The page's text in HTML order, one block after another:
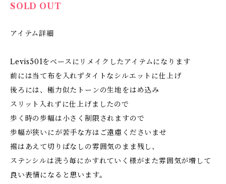
SOLD OUT
アイテム詳細
Levis501をベースにリメイクしたアイテムになります
前には当て布を入れずタイトなシルエットに仕上げ
後ろには、極力似たトーンの生地をはめ込み
スリット入れずに仕上げましたので
歩く時の歩幅は小さく制限されますので
歩幅が狭いにが苦手な方はご遠慮くださいませ
裾はあえて切りぱなしの雰囲気のまま残し、
ステンシルは洗う毎にかすれていく様がまた雰囲気が増して
良い表情になると思います。